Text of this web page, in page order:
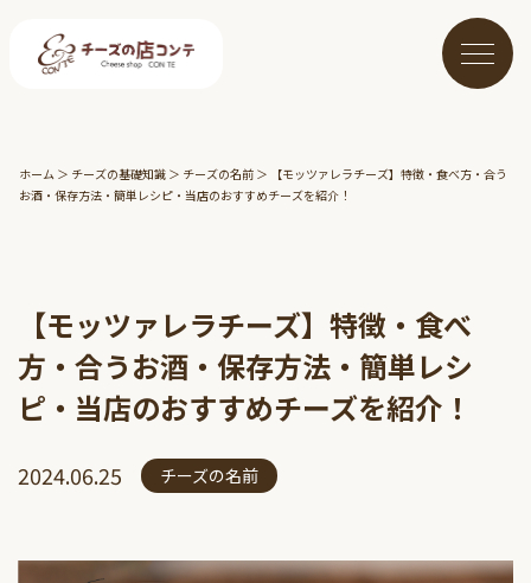
ホーム ＞ チーズの基礎知識 ＞ チーズの名前 ＞
【モッツァレラチーズ】特徴・食べ方・合う
お酒・保存方法・簡単レシピ・当店のおすすめチーズを紹介！
【モッツァレラチーズ】特徴・食べ
方・合うお酒・保存方法・簡単レシ
ピ・当店のおすすめチーズを紹介！
2024.06.25 チーズの名前